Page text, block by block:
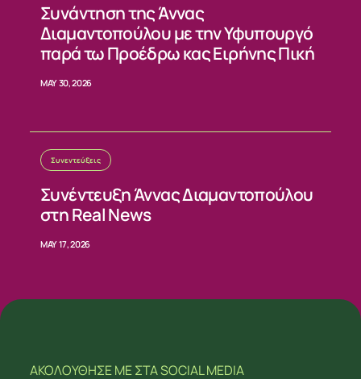
Συνάντηση της Άννας
Διαμαντοπούλου με την Υφυπουργό
παρά τω Προέδρω κας Ειρήνης Πική
MAY 30, 2026
Συνεντεύξεις
Συνέντευξη Άννας Διαμαντοπούλου
στη Real News
MAY 17, 2026
ΑΚΟΛΟΥΘΗΣΕ ΜΕΣΤΑ SOCIAL MEDIA